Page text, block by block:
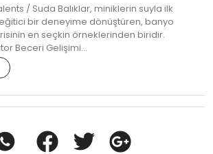
/ Suda Balıklar, miniklerin suyla ilk
bir deneyime dönüştüren, banyo
en seçkin örneklerinden biridir.
Beceri Gelişimi…